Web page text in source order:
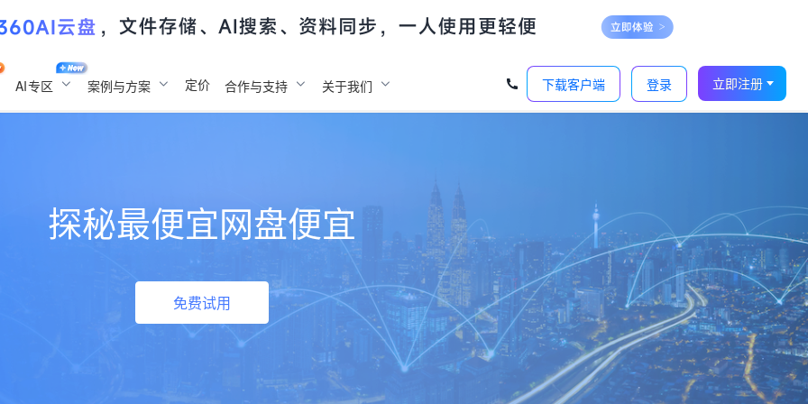
AI专区 案例与方案 定价 合作与支持 关于我们 下载客户端 登录 立即注册
探秘最便宜网盘便宜
免费试用